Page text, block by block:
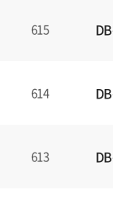
615
614
613